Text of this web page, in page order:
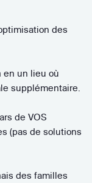
des
en un lieu où
supplémentaire.
de VOS
(pas de solutions
des familles